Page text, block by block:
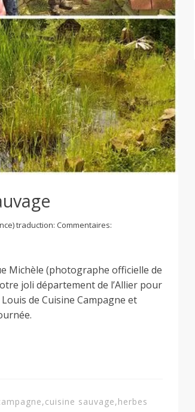
traduction: Commentaires:
Michèle (photographe officielle de
joli département de l’Allier pour
de Cuisine Campagne et
,cuisine sauvage,herbes